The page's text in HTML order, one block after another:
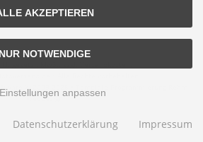
© 2009-2026 • Template-Programmierung Rehm
Webdesign
AKZEPTIEREN
NUR NOTWENDIGE
Einstellungen anpassen
Datenschutzerklärung Impressum